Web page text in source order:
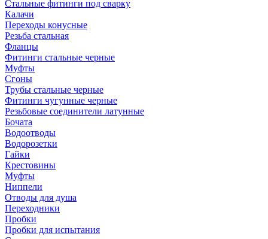
Стальные фитинги под сварку
Калачи
Переходы конусные
Резьба стальная
Фланцы
Фитинги стальные черные
Муфты
Сгоны
Трубы стальные черные
Фитинги чугунные черные
Резьбовые соединители латунные
Бочата
Водоотводы
Водорозетки
Гайки
Крестовины
Муфты
Ниппели
Отводы для душа
Переходники
Пробки
Пробки для испытания